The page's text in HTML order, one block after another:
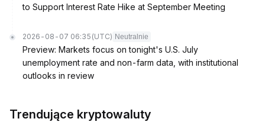
to Support Interest Rate Hike at September Meeting
2026-08-07 06:35 (UTC) Neutralnie
Preview: Markets focus on tonight's U.S. July
unemployment rate and non-farm data, with institutional
outlooks in review
Trendujące kryptowaluty